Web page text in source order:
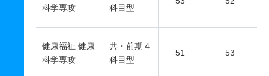
科学専攻
科目型
健康福祉 健康
科学専攻
共・前期４
科目型
51 53